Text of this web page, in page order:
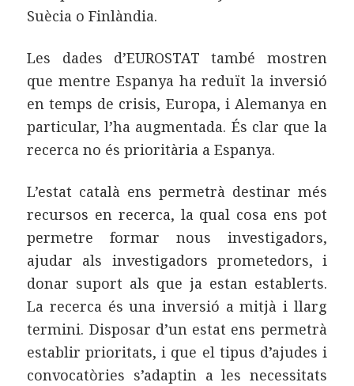
Suècia o Finlàndia.
Les dades d’EUROSTAT també mostren
que mentre Espanya ha reduït la inversió
en temps de crisis, Europa, i Alemanya en
particular, l’ha augmentada. És clar que la
recerca no és prioritària a Espanya.
L’estat català ens permetrà destinar més
recursos en recerca, la qual cosa ens pot
permetre formar nous investigadors,
ajudar als investigadors prometedors, i
donar suport als que ja estan establerts.
La recerca és una inversió a mitjà i llarg
termini. Disposar d’un estat ens permetrà
establir prioritats, i que el tipus d’ajudes i
convocatòries s’adaptin a les necessitats